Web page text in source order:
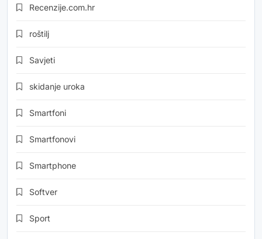
Recenzije.com.hr
roštilj
Savjeti
skidanje uroka
Smartfoni
Smartfonovi
Smartphone
Softver
Sport